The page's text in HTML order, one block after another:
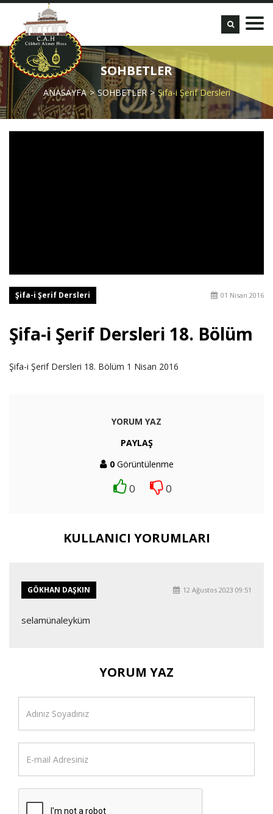
SOHBETLER
ANASAYFA SOHBETLER Şifa-i Şerif Dersleri
Şifa-i Şerif Dersleri 01 Nisan 2016
Şifa-i Şerif Dersleri 18. Bölüm
Şifa-i Şerif Dersleri 18. Bölüm 1 Nisan 2016
YORUM YAZ
PAYLAŞ
0Görüntülenme
0 0
KULLANICI YORUMLARI
GÖKHAN DAŞKIN 12 Ağustos 2023 09:51
selamünaleyküm
YORUM YAZ